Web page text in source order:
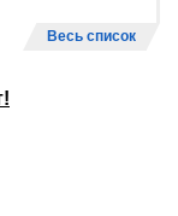
Весь список